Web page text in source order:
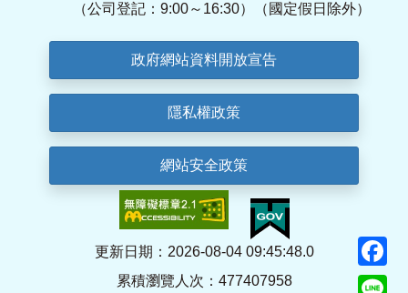
（公司登記：9:00～16:30）（國定假日除外）
政府網站資料開放宣告
隱私權政策
網站安全政策
更新日期：2026-08-04 09:45:48.0
累積瀏覽人次：477407958